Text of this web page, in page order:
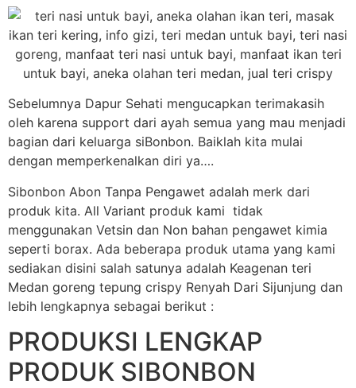
Sebelumnya Dapur Sehati mengucapkan terimakasih
oleh karena support dari ayah semua yang mau menjadi
bagian dari keluarga siBonbon. Baiklah kita mulai
dengan memperkenalkan diri ya….
Sibonbon Abon Tanpa Pengawet adalah merk dari
produk kita. All Variant produk kami tidak
menggunakan Vetsin dan Non bahan pengawet kimia
seperti borax. Ada beberapa produk utama yang kami
sediakan disini salah satunya adalah Keagenan teri
Medan goreng tepung crispy Renyah Dari Sijunjung dan
lebih lengkapnya sebagai berikut :
PRODUKSI LENGKAP
PRODUK SIBONBON